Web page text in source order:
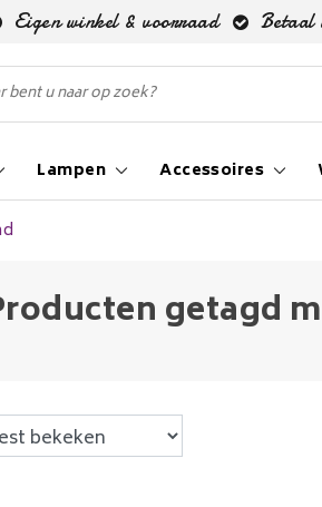
Eigen winkel & voorraad Betaal
Lampen Accessoires
getagd